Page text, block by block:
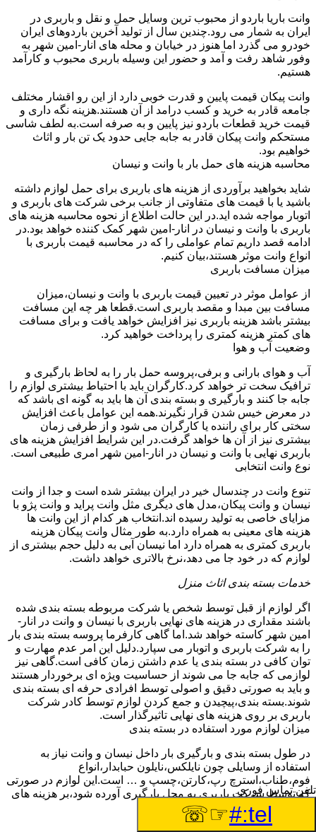
وانت باریا باردو از محبوب ترین وسایل حمل و نقل و باربری در
ایران به شمار می رود.چندین سال از تولید آخرین باردوهای ایران
خودرو می گذرد اما هنوز در خیابان و محله های انار-امین شهر به
وفور شاهد رفت و آمد و حضور این وسیله باربری محبوب و کارآمد
هستیم.
وانت پیکان قیمت پایین و قدرت خوبی دارد از این رو اقشار مختلف
جامعه قادر به خرید و کسب درامد از آن هستند.هزینه نگه داری و
قیمت خرید قطعات باردو نیز پایین و به صرفه است.به لطف شاسی
مستحکم وانت پیکان قادر به جابه جایی حدود یک تن بار و اثاث
خواهیم بود.
محاسبه هزینه های حمل بار با وانت و نیسان
شاید بخواهید برآوردی از هزینه های باربری برای حمل لوازم داشته
باشید یا با قیمت های متفاوتی از جانب برخی شرکت های باربری و
اتوبار مواجه شده اید.در این حالت اطلاع از نحوه محاسبه هزینه های
باربری با وانت و نیسان در انار-امین شهر کمک کننده خواهد بود.در
ادامه قصد داریم تمام عواملی را که در محاسبه قیمت باربری با
انواع وانت موثر هستند،بیان کنیم.
میزان مسافت باربری
از عوامل موثر در تعیین قیمت باربری با وانت و نیسان،میزان
مسافت بین مبدا و مقصد باربری است.قطعا هر چه این مسافت
بیشتر باشد هزینه باربری نیز افزایش خواهد یافت و برای مسافت
های کمتر هزینه کمتری را پرداخت خواهید کرد.
وضعیت آب و هوا
آب و هوای بارانی و برفی،پروسه حمل بار را به لحاظ بارگیری و
ترافیک سخت تر خواهد کرد.کارگران باید با احتیاط بیشتری لوازم را
جابه جا کنند و بارگیری و بسته بندی آن ها باید به گونه ای باشد که
در معرض خیس شدن قرار نگیرند.همه این عوامل باعث افزایش
سختی کار برای راننده یا کارگران می شود و از طرفی زمان
بیشتری نیز از آن ها خواهد گرفت.در این شرایط افزایش هزینه های
باربری نهایی با وانت و نیسان در انار-امین شهر امری طبیعی است.
نوع وانت انتخابی
تنوع وانت در چندسال خیر در ایران بیشتر شده است و جدا از وانت
نیسان و وانت پیکان،مدل های دیگری مثل وانت پراید و وانت پژو با
مزایای خاصی به تولید رسیده اند.انتخاب هر کدام از این وانت ها
هزینه های معینی به همراه دارد.به طور مثال وانت پیکان هزینه
باربری کمتری به همراه دارد اما نیسان آبی به دلیل حجم بیشتری از
لوازم که در خود جا می دهد،نرخ بالاتری خواهد داشت.
خدمات بسته بندی اثاث منزل
اگر لوازم از قبل توسط شخص یا شرکت مربوطه بسته بندی شده
باشند مقداری در هزینه های نهایی باربری با نیسان و وانت در انار-
امین شهر کاسته خواهد شد.اما گاهی کارفرما پروسه بسته بندی بار
را به شرکت باربری و اتوبار می سپارد.دلیل این امر عدم مهارت و
توان کافی در بسته بندی یا عدم داشتن زمان کافی است.گاهی نیز
لوازمی که جابه جا می شوند از حساسیت ویژه ای برخوردار هستند
و باید به صورتی دقیق و اصولی توسط افرادی حرفه ای بسته بندی
شوند.بسته بندی،پیچیدن و جمع کردن لوازم توسط کادر شرکت
باربری بر روی هزینه های نهایی تاثیرگذار است.
میزان لوازم مورد استفاده در بسته بندی
در طول بسته بندی و بارگیری بار داخل نیسان و وانت نیاز به
استفاده از وسایلی چون نایلکس،نایلون حبابدار،انواع
فوم،طناب،استرچ رپ،کارتن،چسپ و … است.این لوازم در صورتی
که توسط شرکت باربری به محل بارگیری آورده شود،بر هزینه های
نهایی می افزاید.
چیدمان بار و اثاث
تلفن تماس فوری
tel:#
☞☏